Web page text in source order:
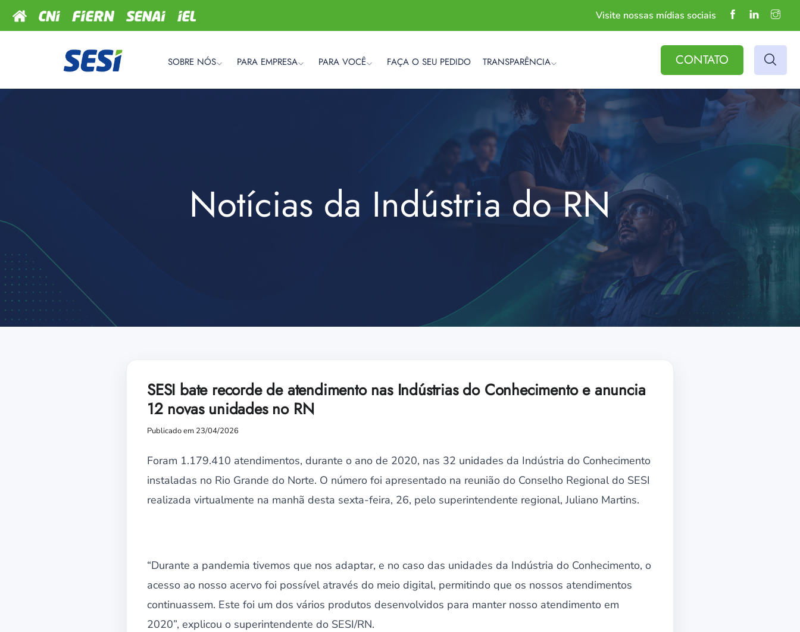
Visite nossas mídias sociais
SOBRE NÓS PARA EMPRESA PARA VOCÊ FAÇA O SEU PEDIDO TRANSPARÊNCIA CONTATO
Notícias da Indústria do RN
SESI bate recorde de atendimento nas Indústrias do Conhecimento e anuncia
12 novas unidades no RN
Publicado em 23/04/2026
Foram 1.179.410 atendimentos, durante o ano de 2020, nas 32 unidades da Indústria do Conhecimento
instaladas no Rio Grande do Norte. O número foi apresentado na reunião do Conselho Regional do SESI
realizada virtualmente na manhã desta sexta-feira, 26, pelo superintendente regional, Juliano Martins.
“Durante a pandemia tivemos que nos adaptar, e no caso das unidades da Indústria do Conhecimento, o
acesso ao nosso acervo foi possível através do meio digital, permitindo que os nossos atendimentos
continuassem. Este foi um dos vários produtos desenvolvidos para manter nosso atendimento em
2020”, explicou o superintendente do SESI/RN.